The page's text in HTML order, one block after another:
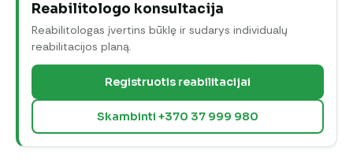
Reabilitologo konsultacija
Reabilitologas įvertins būklę ir sudarys individualų
reabilitacijos planą.
Registruotis reabilitacijai
Skambinti +370 37 999 980